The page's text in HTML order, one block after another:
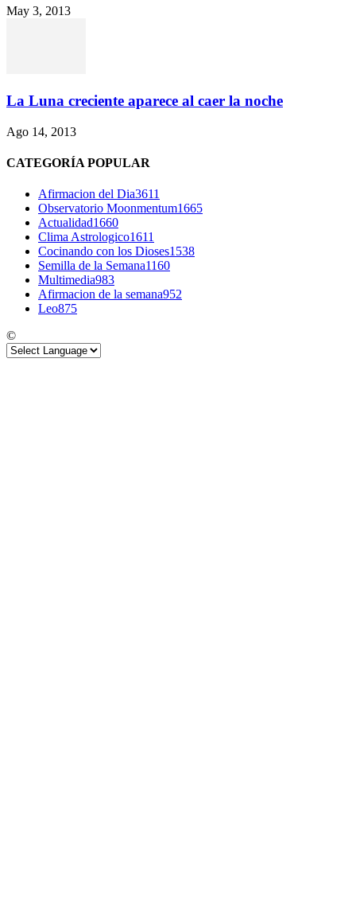
May 3, 2013
La Luna creciente aparece al caer la noche
Ago 14, 2013
CATEGORÍA POPULAR
Afirmacion del Dia3611
Observatorio Moonmentum1665
Actualidad1660
Clima Astrologico1611
Cocinando con los Dioses1538
Semilla de la Semana1160
Multimedia983
Afirmacion de la semana952
Leo875
©